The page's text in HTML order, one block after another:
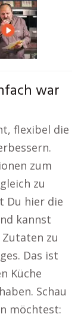
war
flexibel die
zum
zu
Du hier die
kannst
zu
Das ist
Küche
Schau
möchtest: